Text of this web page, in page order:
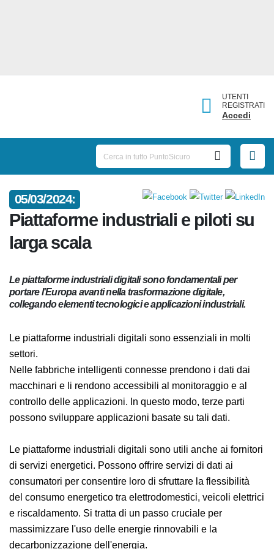
UTENTI
REGISTRATI
Accedi
05/03/2024:
Piattaforme industriali e piloti su
larga scala
Le piattaforme industriali digitali sono fondamentali per
portare l'Europa avanti nella trasformazione digitale,
collegando elementi tecnologici e applicazioni industriali.
Le piattaforme industriali digitali sono essenziali in molti
settori.
Nelle fabbriche intelligenti connesse prendono i dati dai
macchinari e li rendono accessibili al monitoraggio e al
controllo delle applicazioni. In questo modo, terze parti
possono sviluppare applicazioni basate su tali dati.
Le piattaforme industriali digitali sono utili anche ai fornitori
di servizi energetici. Possono offrire servizi di dati ai
consumatori per consentire loro di sfruttare la flessibilità
del consumo energetico tra elettrodomestici, veicoli elettrici
e riscaldamento. Si tratta di un passo cruciale per
massimizzare l'uso delle energie rinnovabili e la